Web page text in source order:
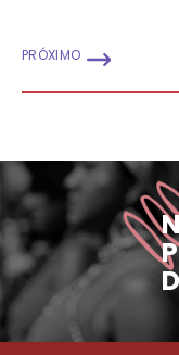
PRÓXIMO